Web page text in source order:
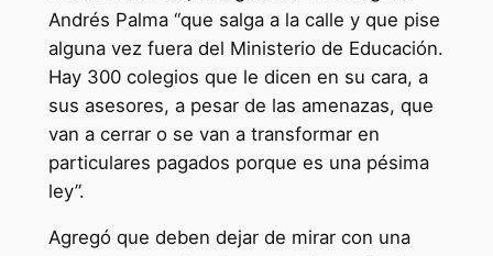
Andrés Palma “que salga a la calle y que pise
alguna vez fuera del Ministerio de Educación.
Hay 300 colegios que le dicen en su cara, a
sus asesores, a pesar de las amenazas, que
van a cerrar o se van a transformar en
particulares pagados porque es una pésima
ley”.
Agregó que deben dejar de mirar con una